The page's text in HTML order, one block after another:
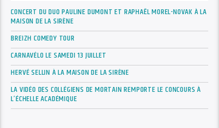
CONCERT DU DUO PAULINE DUMONT ET RAPHAËL MOREL-NOVAK À LA
MAISON DE LA SIRÈNE
BREIZH COMEDY TOUR
CARNAVÉLO LE SAMEDI 13 JUILLET
HERVÉ SELLIN À LA MAISON DE LA SIRÈNE
LA VIDÉO DES COLLÉGIENS DE MORTAIN REMPORTE LE CONCOURS À
L’ÉCHELLE ACADÉMIQUE